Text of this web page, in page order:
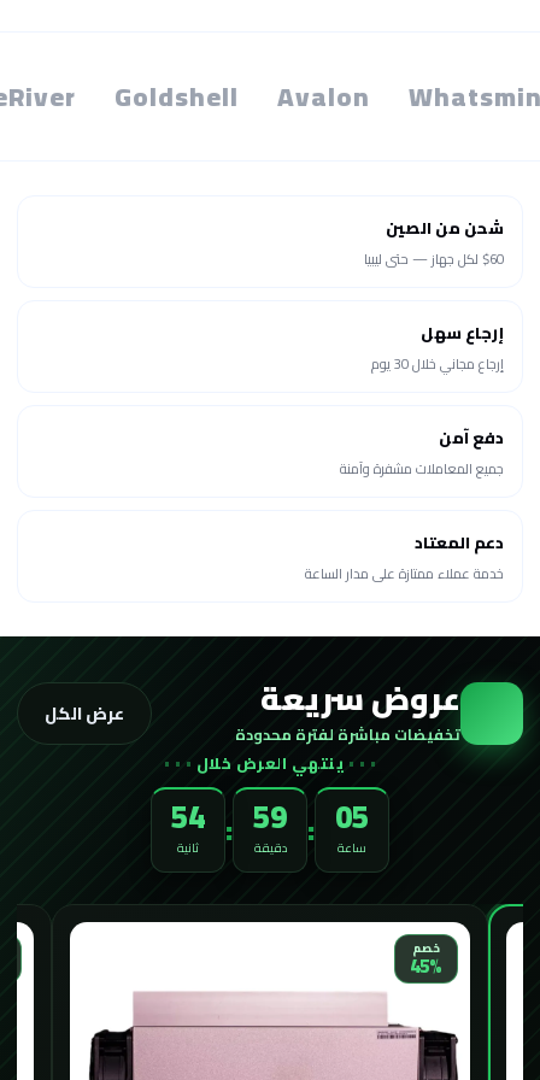
Avalon
Goldshell
شحن من الصين
$60 لكل جهاز — حتى ليبيا
إرجاع سهل
إرجاع مجاني خلال 30 يوم
دفع آمن
جميع المعاملات مشفرة وآمنة
دعم المعتاد
خدمة عملاء ممتازة على مدار الساعة
عروض سريعة
تخفيضات مباشرة لفترة محدودة
ينتهي العرض خلال
05
ساعة :
59
دقيقة :
52
ثانية
عرض الكل
الأكثر طلباً
خصم
33%